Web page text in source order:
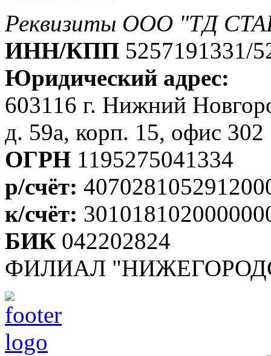
Реквизиты ООО "ТД
ИНН/КПП 5257191331/
Юридический адрес:
603116 г. Нижний
д. 59а, корп. 15, офис 302
ОГРН 1195275041334
р/счёт:
к/счёт:
БИК 042202824
ФИЛИАЛ